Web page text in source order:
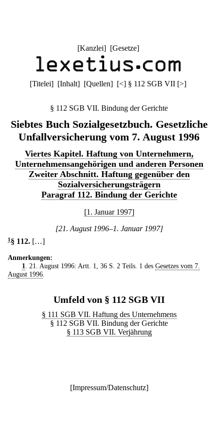
[Kanzlei] [Gesetze]
[Titelei] [Inhalt] [Quellen] [<] § 112 SGB VII [>]
§ 112 SGB VII. Bindung der Gerichte
Siebtes Buch Sozialgesetzbuch. Gesetzliche
Unfallversicherung vom 7. August 1996
Viertes Kapitel. Haftung von Unternehmern,
Unternehmensangehörigen und anderen Personen
Zweiter Abschnitt. Haftung gegenüber den
Sozialversicherungsträgern
Paragraf 112. Bindung der Gerichte
[1. Januar 1997]
[21. August 1996–1. Januar 1997]
1 § 112. […]
Anmerkungen:
1
. 21. August 1996: Artt. 1, 36 S. 2 Teils. 1 des Gesetzes vom 7.
August 1996
Umfeld von § 112 SGB VII
§ 111 SGB VII. Haftung des Unternehmens
§ 112 SGB VII. Bindung der Gerichte
§ 113 SGB VII. Verjährung
[Impressum/Datenschutz]